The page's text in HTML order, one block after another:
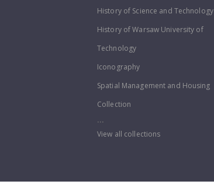
History of Science and Technology
History of Warsaw University of
Technology
Iconography
Spatial Management and Housing
Collection
...
View all collections